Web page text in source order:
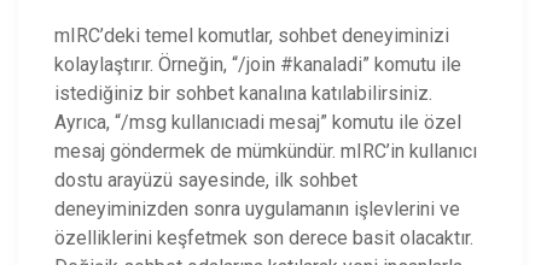
mIRC’deki temel komutlar, sohbet deneyiminizi
kolaylaştırır. Örneğin, “/join #kanaladi” komutu ile
istediğiniz bir sohbet kanalına katılabilirsiniz.
Ayrıca, “/msg kullanıcıadi mesaj” komutu ile özel
mesaj göndermek de mümkündür. mIRC’in kullanıcı
dostu arayüzü sayesinde, ilk sohbet
deneyiminizden sonra uygulamanın işlevlerini ve
özelliklerini keşfetmek son derece basit olacaktır.